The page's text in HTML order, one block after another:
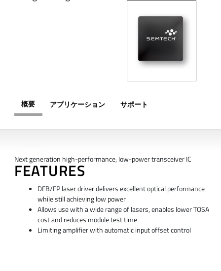
概要 アプリケーション サポート
Next generation high-performance, low-power transceiver IC
FEATURES
DFB/FP laser driver delivers excellent optical performance
while still achieving low power
Allows use with a wide range of lasers, enables lower TOSA
cost and reduces module test time
Limiting amplifier with automatic input offset control